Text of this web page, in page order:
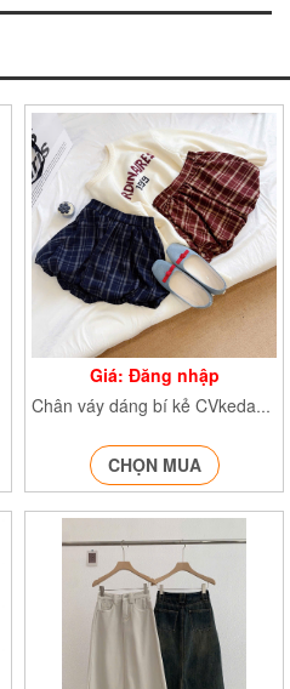
Giá: Đăng nhập
Chân váy dáng bí kẻ CVkedangbi811
CHỌN MUA